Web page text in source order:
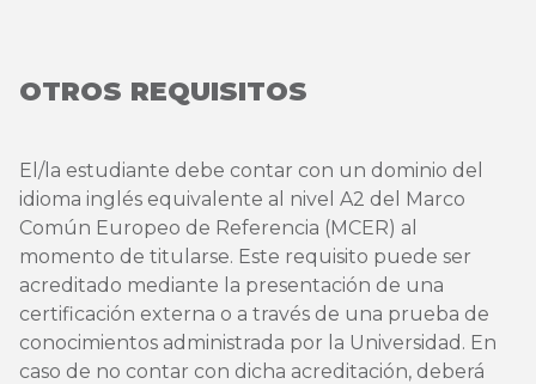
OTROS REQUISITOS
El/la estudiante debe contar con un dominio del
idioma inglés equivalente al nivel A2 del Marco
Común Europeo de Referencia (MCER) al
momento de titularse. Este requisito puede ser
acreditado mediante la presentación de una
certificación externa o a través de una prueba de
conocimientos administrada por la Universidad. En
caso de no contar con dicha acreditación, deberá